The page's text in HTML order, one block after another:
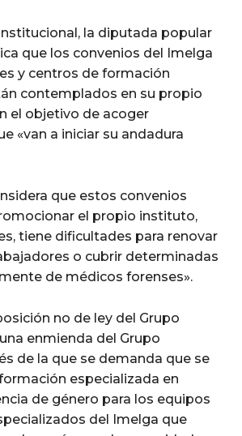
la diputada popular
que los convenios del Imelga
y centros de formación
contemplados en su propio
el objetivo de acoger
«van a iniciar su andadura
que estos convenios
el propio instituto,
tiene dificultades para renovar
o cubrir determinadas
de médicos forenses».
no de ley del Grupo
enmienda del Grupo
de la que se demanda que se
especializada en
de género para los equipos
del Imelga que